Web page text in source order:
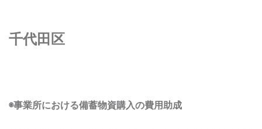
千代田区
◉事業所における備蓄物資購入の費用助成